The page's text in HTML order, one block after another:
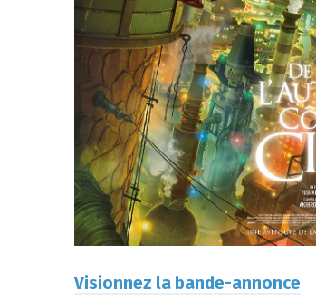
Visionnez la bande-annonce